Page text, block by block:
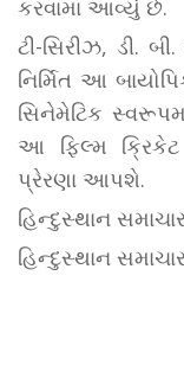
કરવામાં આવ્યું છે.
ટી-સિરીઝ, ડી.
નિર્મિત આ
સિનેમેટિક
આ ફિલ્મ
પ્રેરણા આપશે.
હિન્દુસ્થાન
હિન્દુસ્થાન